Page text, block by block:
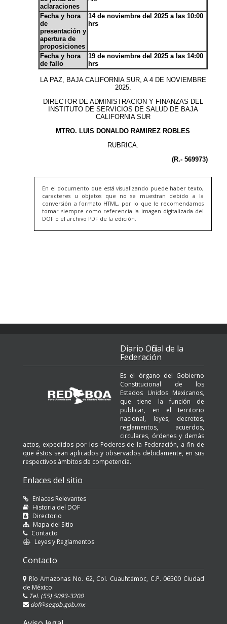
En el documento que está visualizando puede haber texto,
caracteres u objetos que no se muestran debido a la
conversión a formato HTML, por lo que le recomendamos
tomar siempre como referencia la imagen digitalizada del
DOF o el archivo PDF de la edición.
Diario Oficial de la
Federación
Es el órgano del Gobierno
Constitucional de los
Estados Unidos Mexicanos,
que tiene la función de
publicar, en el territorio
nacional, leyes, decretos,
reglamentos, acuerdos,
circulares, órdenes y demás
actos, expedidos por los Poderes de la Federación, a fin de
que éstos sean aplicados y observados debidamente, en sus
respectivos ámbitos de competencia.
Enlaces del sitio
Enlaces Relevantes
Historia del DOF
Directorio
Mapa del Sitio
Contacto
Leyes y Reglamentos
Contacto
Río Amazonas No. 62, Col. Cuauhtémoc, C.P. 06500 Ciudad
de México.
Tel. (55) 5093-3200
dof@segob.gob.mx